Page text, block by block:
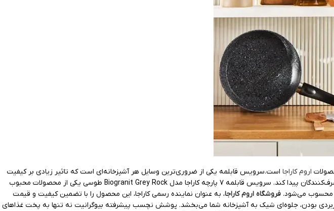
اروم کاراجا است.سرویس قابلمه یکی از ضروری‌ترین وسایل هر آشپزخانه‌ای است که تاثیر زیادی بر کیفیت
، با ارائه محصولات باکیفیت و فناوری‌های نوین، توانسته جایگاه ویژه‌ای در میان مصرف‌کنندگان پیدا کند. سرویس قابلمه ۷ پارچه کاراجا مدل Biogranit Grey Rock طوسی یکی از محصولات محبوب
محسوب می‌شود. فروشگاه اروم کاراجا، به عنوان نماینده رسمی کاراجا، این محصول را با تضمین کیفیت و قیمت
بودن، جلوه‌ای شیک به آشپزخانه شما می‌بخشد. پوشش نچسب پیشرفته بیوگرانیت نه تنها به پخت غذاهای